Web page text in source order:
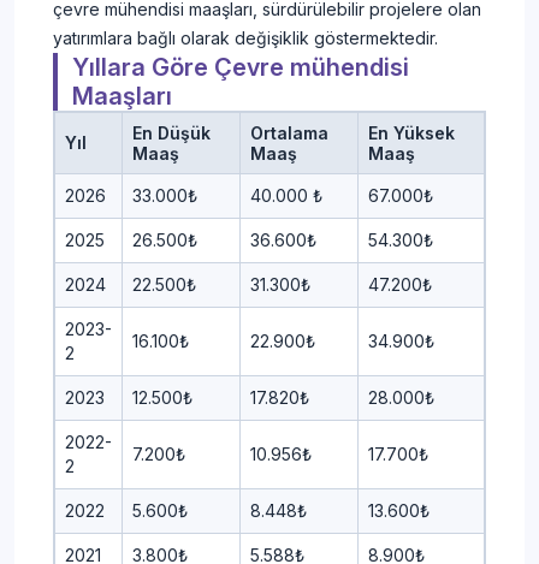
çevre mühendisi maaşları, sürdürülebilir projelere olan
yatırımlara bağlı olarak değişiklik göstermektedir.
Yıllara Göre Çevre mühendisi
Maaşları
Yıl
En Düşük
Maaş
Ortalama
Maaş
En Yüksek
Maaş
2026 33.000₺ 40.000 ₺ 67.000₺
2025 26.500₺ 36.600₺ 54.300₺
2024 22.500₺ 31.300₺ 47.200₺
2023-
2
16.100₺ 22.900₺ 34.900₺
2023 12.500₺ 17.820₺ 28.000₺
2022-
2
7.200₺ 10.956₺ 17.700₺
2022 5.600₺ 8.448₺ 13.600₺
2021 3.800₺ 5.588₺ 8.900₺